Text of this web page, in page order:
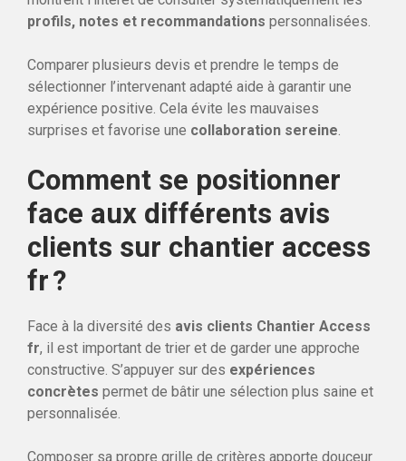
profils, notes et recommandations personnalisées.
Comparer plusieurs devis et prendre le temps de
sélectionner l’intervenant adapté aide à garantir une
expérience positive. Cela évite les mauvaises
surprises et favorise une collaboration sereine.
Comment se positionner
face aux différents avis
clients sur chantier access
fr ?
Face à la diversité des avis clients Chantier Access
fr, il est important de trier et de garder une approche
constructive. S’appuyer sur des expériences
concrètes permet de bâtir une sélection plus saine et
personnalisée.
Composer sa propre grille de critères apporte douceur